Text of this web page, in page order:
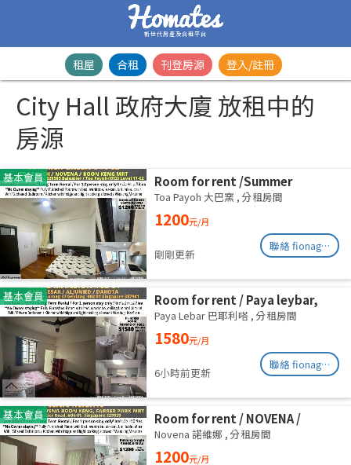
新世代房產及合租平台
租屋 合租 刊登房源 登入/註冊
City Hall 政府大廈 放租中的
房源
基本會員
Room for rent /Summer
Green/Common room/1
pax/Available Immediately
Toa Payoh 大巴窯 , 分租房間
1200元/月
剛剛更新
聯絡 fionag@transinex.com.sg
基本會員
Room for rent / Paya leybar,
Dakota / Master room / 1pax
stay / Available 2 Sept
Paya Lebar 巴耶利嗒 , 分租房間
1580元/月
6小時前更新
聯絡 fionag@transinex.com.sg
基本會員
Room for rent / NOVENA /
Common room / 1pax stay /
Available Sept 2
Novena 諾維娜 , 分租房間
1200元/月